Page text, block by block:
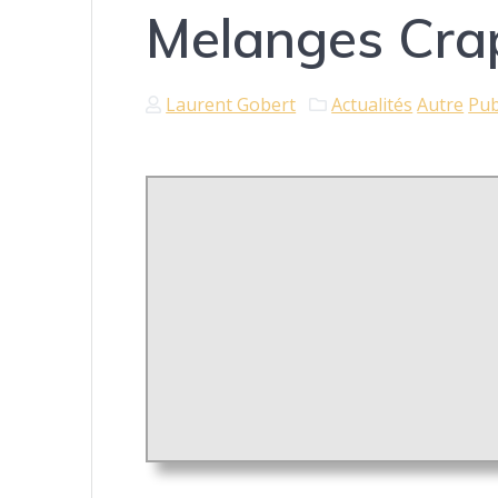
Melanges
Laurent Gobert Actualités Autre